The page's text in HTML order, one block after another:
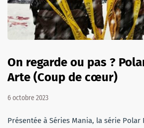
On regarde ou pas ?
Arte (Coup de cœur)
6 octobre 2023
Présentée à Séries Mania, la série Polar